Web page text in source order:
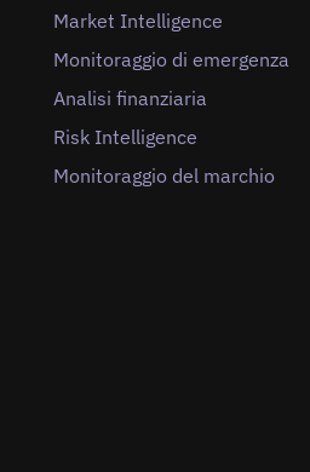
Market Intelligence
Monitoraggio di emergenza
Analisi finanziaria
Risk Intelligence
Monitoraggio del marchio